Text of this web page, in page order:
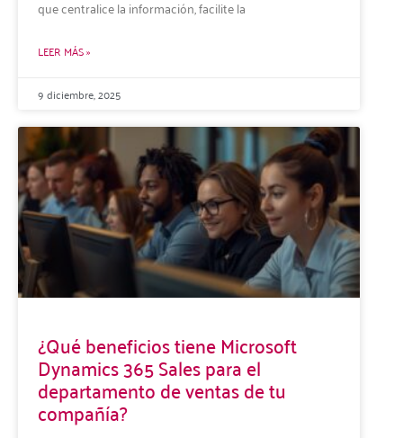
que centralice la información, facilite la
LEER MÁS »
9 diciembre, 2025
¿Qué beneficios tiene Microsoft
Dynamics 365 Sales para el
departamento de ventas de tu
compañía?